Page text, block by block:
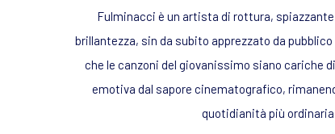
Fulminacci è un artista di rottura,
brillantezza, sin da subito apprezzato da
che le canzoni del giovanissimo siano cariche
emotiva dal sapore cinematografico,
quotidianità più ordinaria